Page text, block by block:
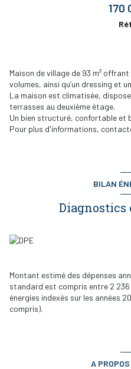
170
Maison de village de 93 m²
volumes, ainsi qu’un dressing et
La maison est climatisée,
terrasses au deuxième étage.
Un bien structuré, confortable et
Pour plus d'informations,
BILAN
Diagnostics
Montant estimé des dépenses
standard est compris entre 2
énergies indexés sur les années
compris).
A